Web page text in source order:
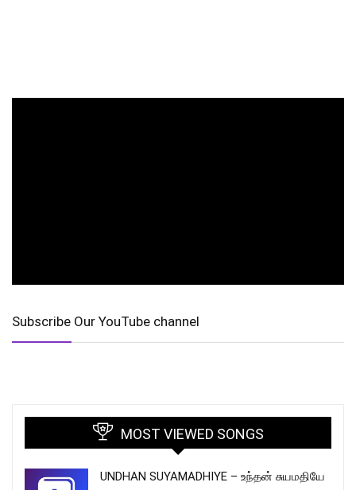
Subscribe Our YouTube channel
MOST VIEWED SONGS
UNDHAN SUYAMADHIYE – உந்தன் சுயமதியே